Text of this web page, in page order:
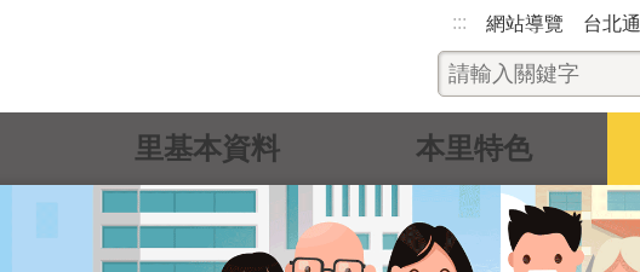
::: 網站導覽 台北通
里基本資料 本里特色